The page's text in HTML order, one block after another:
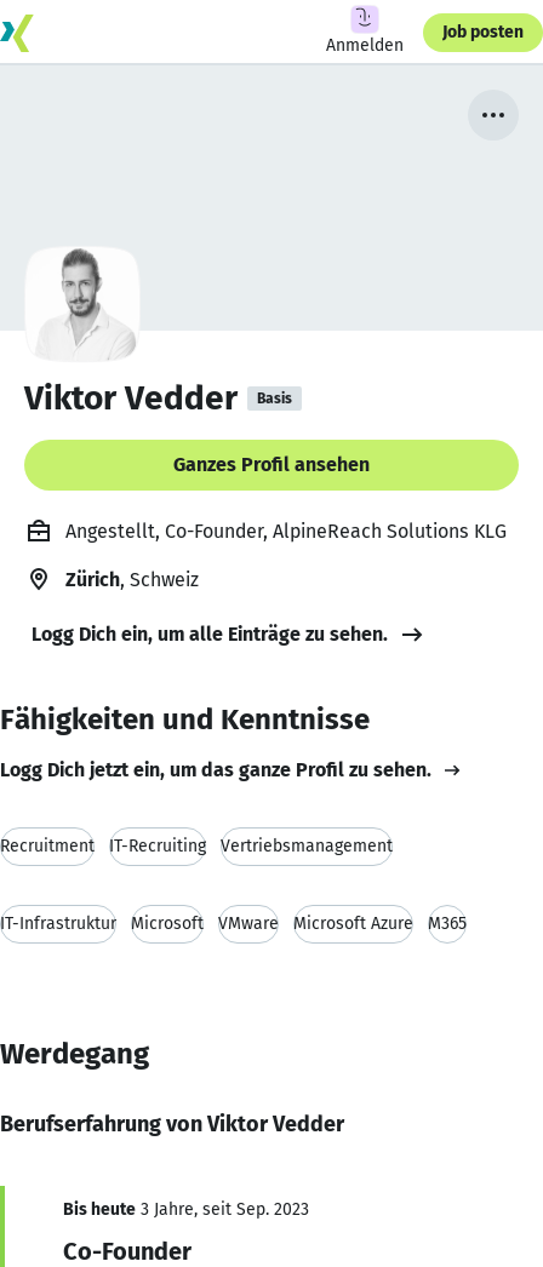
Anmelden
Job posten
Viktor Vedder Basis
Ganzes Profil ansehen
Angestellt, Co-Founder, AlpineReach Solutions KLG
Zürich, Schweiz
Logg Dich ein, um alle Einträge zu sehen.
Fähigkeiten und Kenntnisse
Logg Dich jetzt ein, um das ganze Profil zu sehen.
Recruitment IT-Recruiting Vertriebsmanagement
IT-Infrastruktur Microsoft VMware Microsoft Azure M365
Werdegang
Berufserfahrung von Viktor Vedder
Bis heute 3 Jahre, seit Sep. 2023
Co-Founder